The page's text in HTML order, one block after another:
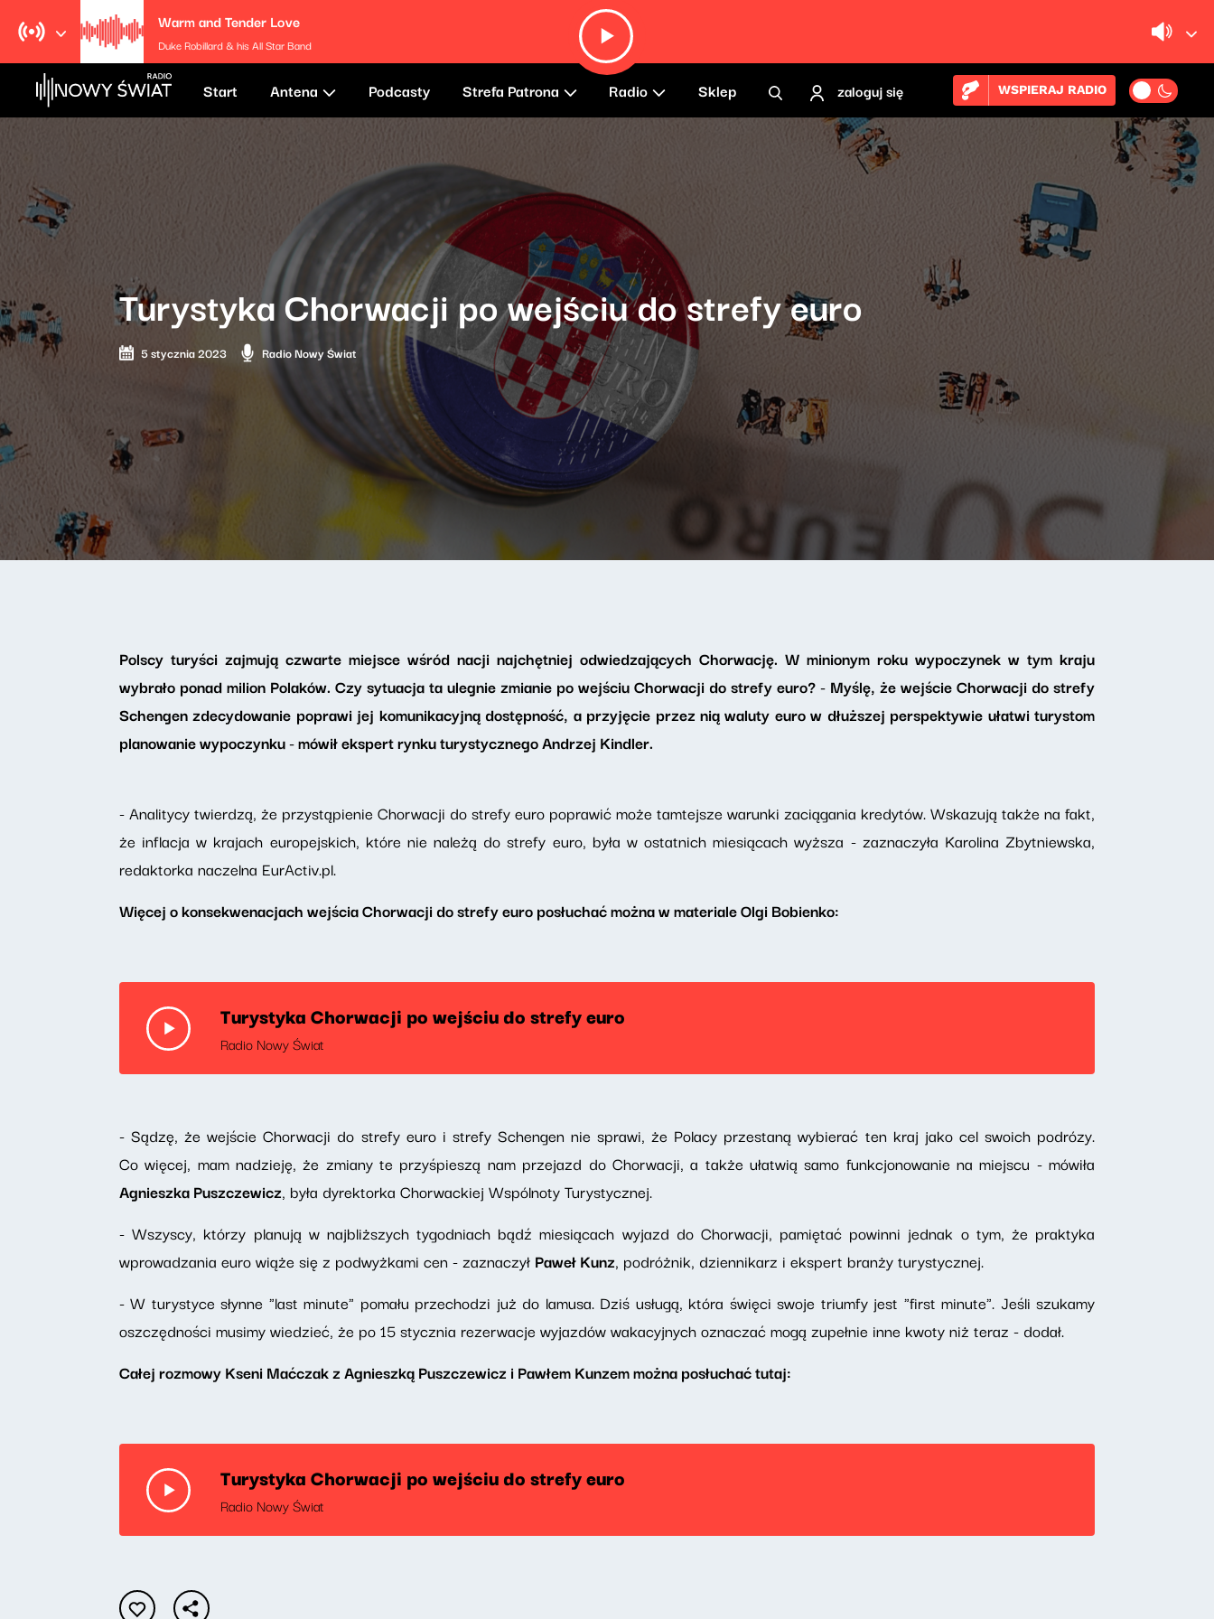
Warm and Tender Love
Duke Robillard & his All Star Band
Start Antena Podcasty Strefa Patrona Radio Sklep zaloguj się WSPIERAJ RADIO
Turystyka Chorwacji po wejściu do strefy euro
5 stycznia 2023 Radio Nowy Świat
Polscy turyści zajmują czwarte miejsce wśród nacji najchętniej odwiedzających Chorwację. W minionym roku wypoczynek w tym kraju
wybrało ponad milion Polaków. Czy sytuacja ta ulegnie zmianie po wejściu Chorwacji do strefy euro? - Myślę, że wejście Chorwacji do strefy
Schengen zdecydowanie poprawi jej komunikacyjną dostępność, a przyjęcie przez nią waluty euro w dłuższej perspektywie ułatwi turystom
planowanie wypoczynku - mówił ekspert rynku turystycznego Andrzej Kindler.
- Analitycy twierdzą, że przystąpienie Chorwacji do strefy euro poprawić może tamtejsze warunki zaciągania kredytów. Wskazują także na fakt,
że inflacja w krajach europejskich, które nie należą do strefy euro, była w ostatnich miesiącach wyższa - zaznaczyła Karolina Zbytniewska,
redaktorka naczelna EurActiv.pl.
Więcej o konsekwenacjach wejścia Chorwacji do strefy euro posłuchać można w materiale Olgi Bobienko:
Turystyka Chorwacji po wejściu do strefy euro
Radio Nowy Świat
- Sądzę, że wejście Chorwacji do strefy euro i strefy Schengen nie sprawi, że Polacy przestaną wybierać ten kraj jako cel swoich podrózy.
Co więcej, mam nadzieję, że zmiany te przyśpieszą nam przejazd do Chorwacji, a także ułatwią samo funkcjonowanie na miejscu - mówiła
Agnieszka Puszczewicz, była dyrektorka Chorwackiej Wspólnoty Turystycznej.
- Wszyscy, którzy planują w najbliższych tygodniach bądź miesiącach wyjazd do Chorwacji, pamiętać powinni jednak o tym, że praktyka
wprowadzania euro wiąże się z podwyżkami cen - zaznaczył Paweł Kunz, podróżnik, dziennikarz i ekspert branży turystycznej.
- W turystyce słynne "last minute" pomału przechodzi już do lamusa. Dziś usługą, która święci swoje triumfy jest "first minute". Jeśli szukamy
oszczędności musimy wiedzieć, że po 15 stycznia rezerwacje wyjazdów wakacyjnych oznaczać mogą zupełnie inne kwoty niż teraz - dodał.
Całej rozmowy Kseni Maćczak z Agnieszką Puszczewicz i Pawłem Kunzem można posłuchać tutaj:
Turystyka Chorwacji po wejściu do strefy euro
Radio Nowy Świat